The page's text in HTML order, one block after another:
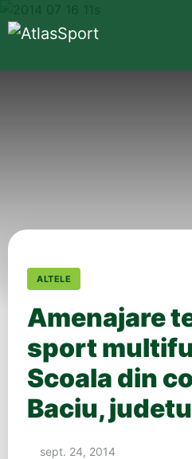
ALTELE
Amenajare
sport
Scoala din
Baciu,
sept. 24, 2014